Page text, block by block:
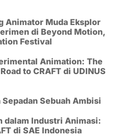
Animator Muda Eksplor
di Beyond Motion,
Festival
Animation: The
to CRAFT di UDINUS
Sebuah Ambisi
dalam Industri Animasi:
di SAE Indonesia